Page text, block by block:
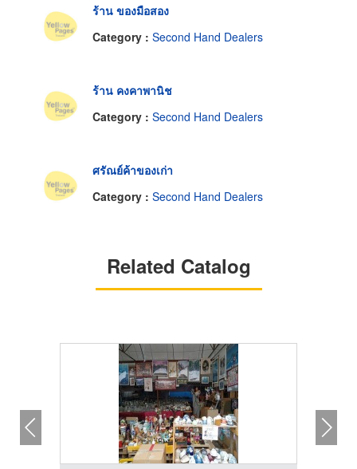
ร้าน ของมือสอง
Category : Second Hand Dealers
ร้าน คงคาพานิช
Category : Second Hand Dealers
ศรัณย์ค้าของเก่า
Category : Second Hand Dealers
Related Catalog